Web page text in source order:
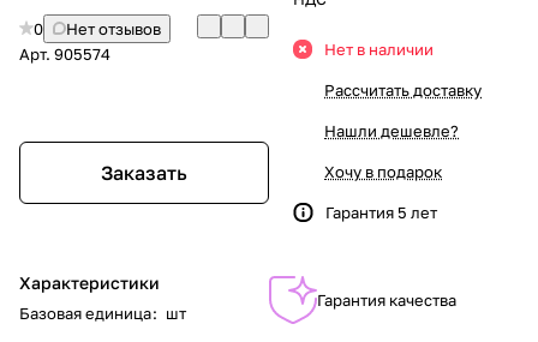
0
Нет отзывов
Арт. 905574
Заказать
Характеристики
Базовая единица: шт
Нет в наличии
Рассчитать доставку
Нашли дешевле?
Хочу в подарок
Гарантия 5 лет
Гарантия качества